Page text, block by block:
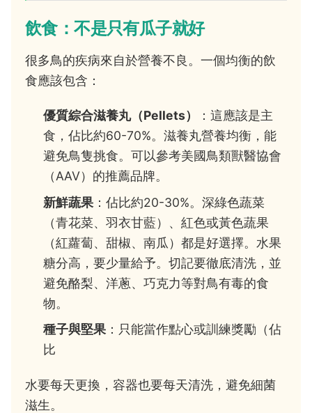
飲食：不是只有瓜子就好
很多鳥的疾病來自於營養不良。一個均衡的飲
食應該包含：
優質綜合滋養丸（Pellets）
：這應該是主
食，佔比約60-70%。滋養丸營養均衡，能
避免鳥隻挑食。可以參考美國鳥類獸醫協會
（AAV）的推薦品牌。
新鮮蔬果 ：佔比約20-30%。深綠色蔬菜
（青花菜、羽衣甘藍）、紅色或黃色蔬果
（紅蘿蔔、甜椒、南瓜）都是好選擇。水果
糖分高，要少量給予。切記要徹底清洗，並
避免酪梨、洋蔥、巧克力等對鳥有毒的食
物。
種子與堅果 ：只能當作點心或訓練獎勵（佔
比
水要每天更換，容器也要每天清洗，避免細菌
滋生。